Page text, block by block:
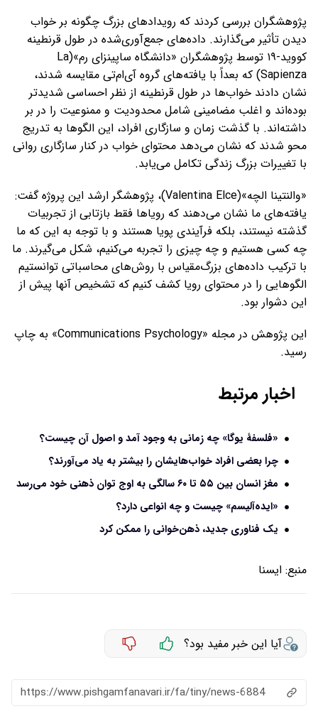
پژوهشگران بررسی کردند که رویدادهای بزرگ چگونه بر خواب
دیدن تأثیر می‌گذارند. داده‌های جمع‌آوری‌شده در طول قرنطینه
کووید-۱۹ توسط پژوهشگران «دانشگاه ساپینزای رم»(La
Sapienza) که بعداً با یافته‌های گروه آی‌ام‌تی مقایسه شدند،
نشان دادند خواب‌ها در طول قرنطینه از نظر احساسی شدیدتر
بوده‌اند و اغلب مضامینی شامل محدودیت و ممنوعیت را در بر
داشته‌اند. با گذشت زمان و سازگاری افراد، این الگوها به تدریج
محو شدند که نشان می‌دهد محتوای خواب در کنار سازگاری روانی
با تغییرات بزرگ زندگی تکامل می‌یابد.
«والنتینا الچه»(Valentina Elce)، پژوهشگر ارشد این پروژه گفت:
یافته‌های ما نشان می‌دهند که رویاها فقط بازتابی از تجربیات
گذشته نیستند، بلکه فرآیندی پویا هستند و با توجه به این که ما
چه کسی هستیم و چه چیزی را تجربه می‌کنیم، شکل می‌گیرند. ما
با ترکیب داده‌های بزرگ‌مقیاس با روش‌های محاسباتی توانستیم
الگوهایی را در محتوای رویا کشف کنیم که تشخیص آنها پیش از
این دشوار بود.
این پژوهش در مجله «Communications Psychology» به چاپ
رسید.
اخبار مرتبط
«فلسفۀ یوگا» چه زمانی به وجود آمد و اصول آن چیست؟
چرا بعضی افراد خواب‌هایشان را بیشتر به یاد می‌آورند؟
مغز انسان بین ۵۵ تا ۶۰ سالگی به اوج توان ذهنی خود می‌رسد
«ایده‌آلیسم» چیست و چه انواعی دارد؟
یک فناوری جدید، ذهن‌خوانی را ممکن کرد
منبع: ايسنا
آیا این خبر مفید بود؟
https://www.pishgamfanavari.ir/fa/tiny/news-6884